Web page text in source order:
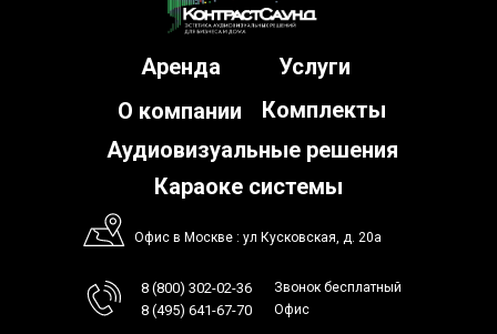
Комплекты
Услуги
Аудиовизуальные решения
Офис в Москве : ул Кусковская, д. 20а
8 (800) 302-02-36 Звонок бесплатный
8 (495) 641-67-70 Офис
О компании
Аренда
Караоке системы